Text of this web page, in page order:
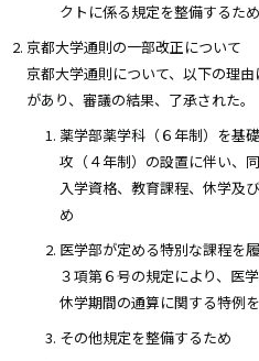
クトに係る規定を整備するため
京都大学通則の一部改正について
京都大学通則について、以下の理
があり、審議の結果、了承された。
薬学部薬学科（６年制）を基
攻（４年制）の設置に伴い、
入学資格、教育課程、休学及
め
医学部が定める特別な課程を
３項第６号の規定により、医
休学期間の通算に関する特例
その他規定を整備するため